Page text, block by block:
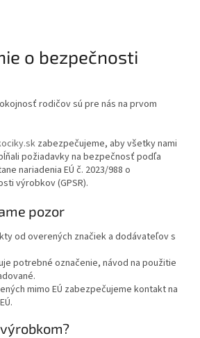
o bezpečnosti
rodičov sú pre nás na prvom
zabezpečujeme, aby všetky nami
požiadavky na bezpečnosť podľa
nariadenia EÚ č. 2023/988 o
výrobkov (GPSR).
pozor
od overených značiek a dodávateľov s
potrebné označenie, návod na použitie
mimo EÚ zabezpečujeme kontakt na